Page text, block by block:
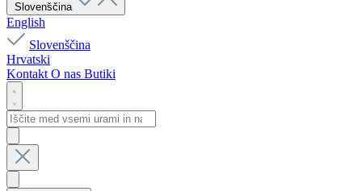
Slovenščina
English
Slovenščina
Hrvatski
Kontakt O nas Butiki